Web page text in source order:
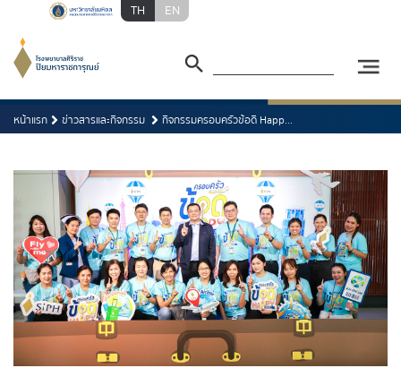
TH EN
หน้าแรก ข่าวสารและกิจกรรม กิจกรรมครอบครัวข้อดี Happ...